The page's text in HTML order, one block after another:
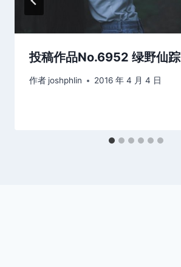
投稿作品No.6952 绿野仙踪
作者 joshphlin 2016 年 4 月 4 日